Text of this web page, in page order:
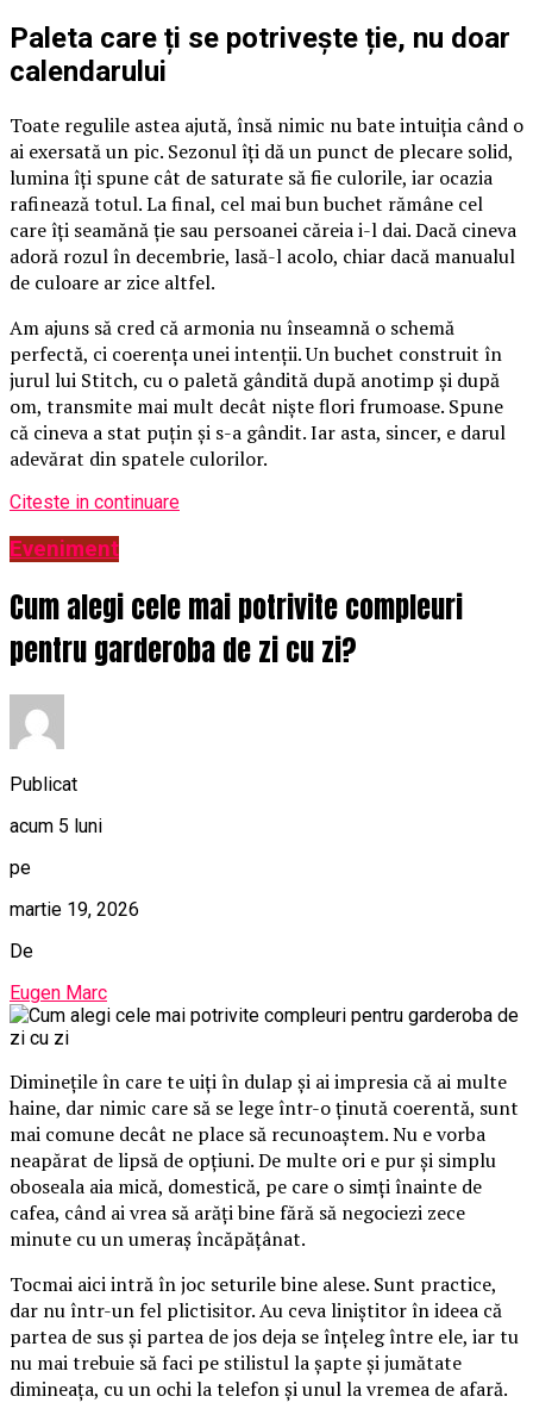
Paleta care ți se potrivește ție, nu doar
calendarului
Toate regulile astea ajută, însă nimic nu bate intuiția când o
ai exersată un pic. Sezonul îți dă un punct de plecare solid,
lumina îți spune cât de saturate să fie culorile, iar ocazia
rafinează totul. La final, cel mai bun buchet rămâne cel
care îți seamănă ție sau persoanei căreia i-l dai. Dacă cineva
adoră rozul în decembrie, lasă-l acolo, chiar dacă manualul
de culoare ar zice altfel.
Am ajuns să cred că armonia nu înseamnă o schemă
perfectă, ci coerența unei intenții. Un buchet construit în
jurul lui Stitch, cu o paletă gândită după anotimp și după
om, transmite mai mult decât niște flori frumoase. Spune
că cineva a stat puțin și s-a gândit. Iar asta, sincer, e darul
adevărat din spatele culorilor.
Citeste in continuare
Eveniment
Cum alegi cele mai potrivite compleuri
pentru garderoba de zi cu zi?
Publicat
acum 5 luni
pe
martie 19, 2026
De
Eugen Marc
Diminețile în care te uiți în dulap și ai impresia că ai multe
haine, dar nimic care să se lege într-o ținută coerentă, sunt
mai comune decât ne place să recunoaștem. Nu e vorba
neapărat de lipsă de opțiuni. De multe ori e pur și simplu
oboseala aia mică, domestică, pe care o simți înainte de
cafea, când ai vrea să arăți bine fără să negociezi zece
minute cu un umeraș încăpățânat.
Tocmai aici intră în joc seturile bine alese. Sunt practice,
dar nu într-un fel plictisitor. Au ceva liniștitor în ideea că
partea de sus și partea de jos deja se înțeleg între ele, iar tu
nu mai trebuie să faci pe stilistul la șapte și jumătate
dimineața, cu un ochi la telefon și unul la vremea de afară.